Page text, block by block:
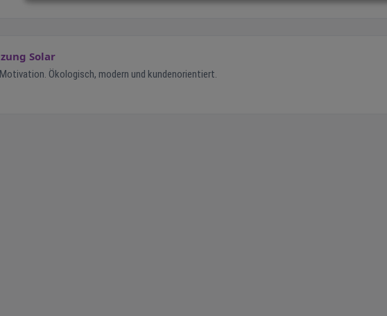
Solar
Ökologisch, modern und kundenorientiert.